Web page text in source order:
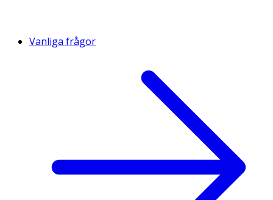
Vanliga frågor